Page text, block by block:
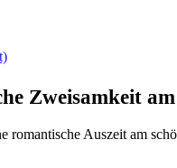
Zweisamkeit
romantische Auszeit am